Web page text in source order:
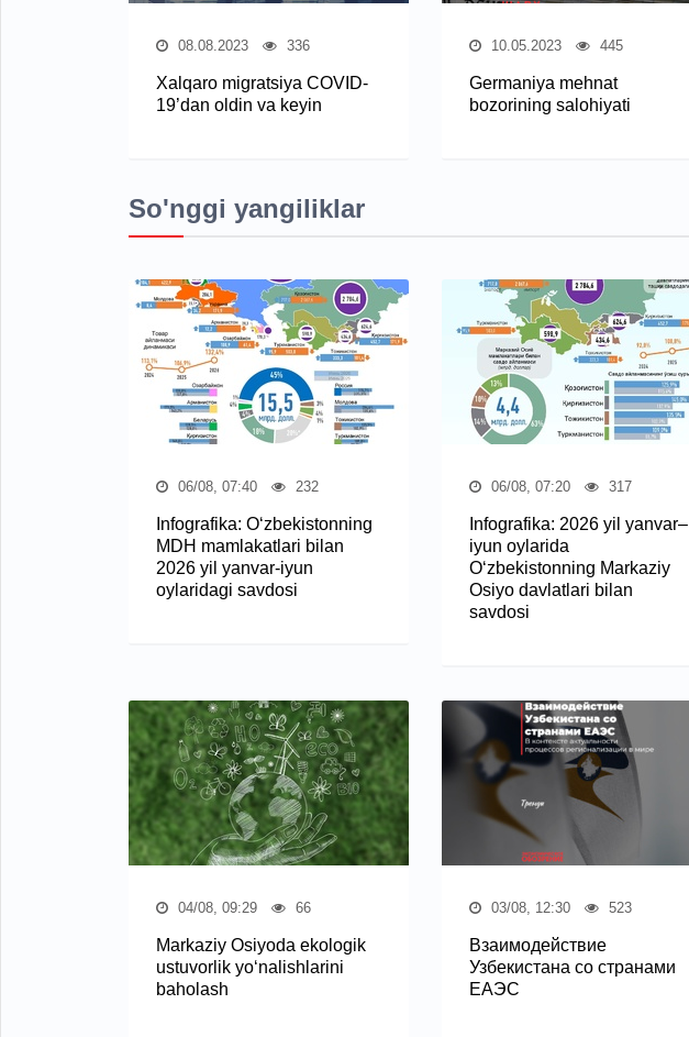
08.08.2023 336
Xalqaro migratsiya COVID-
19’dan oldin va keyin
10.05.2023 445
Germaniya mehnat
bozorining salohiyati
So'nggi yangiliklar
06/08, 07:40 232
Infografika: O‘zbekistonning
MDH mamlakatlari bilan
2026 yil yanvar-iyun
oylaridagi savdosi
06/08, 07:20 317
Infografika: 2026 yil yanvar–
iyun oylarida
O‘zbekistonning Markaziy
Osiyo davlatlari bilan
savdosi
04/08, 09:29 66
Markaziy Osiyoda ekologik
ustuvorlik yo‘nalishlarini
baholash
03/08, 12:30 523
Взаимодействие
Узбекистана со странами
ЕАЭС